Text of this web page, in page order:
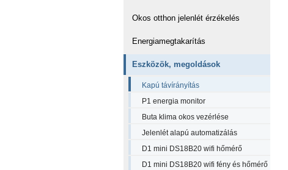
Okos otthon jelenlét érzékelés
Energiamegtakarítás
Eszközök, megoldások
Kapú távírányítás
P1 energia monitor
Buta klima okos vezérlése
Jelenlét alapú automatizálás
D1 mini DS18B20 wifi hőmérő
D1 mini DS18B20 wifi fény és hőmérő